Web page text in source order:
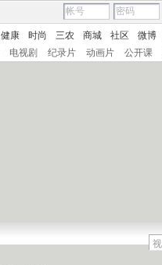
健康 时尚 三农 商城 社区 微博
电视剧 纪录片 动画片 公开课